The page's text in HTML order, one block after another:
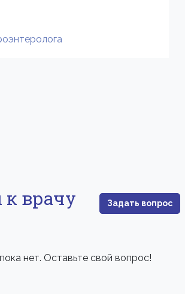
врачу Задать вопрос
нет. Оставьте свой вопрос!